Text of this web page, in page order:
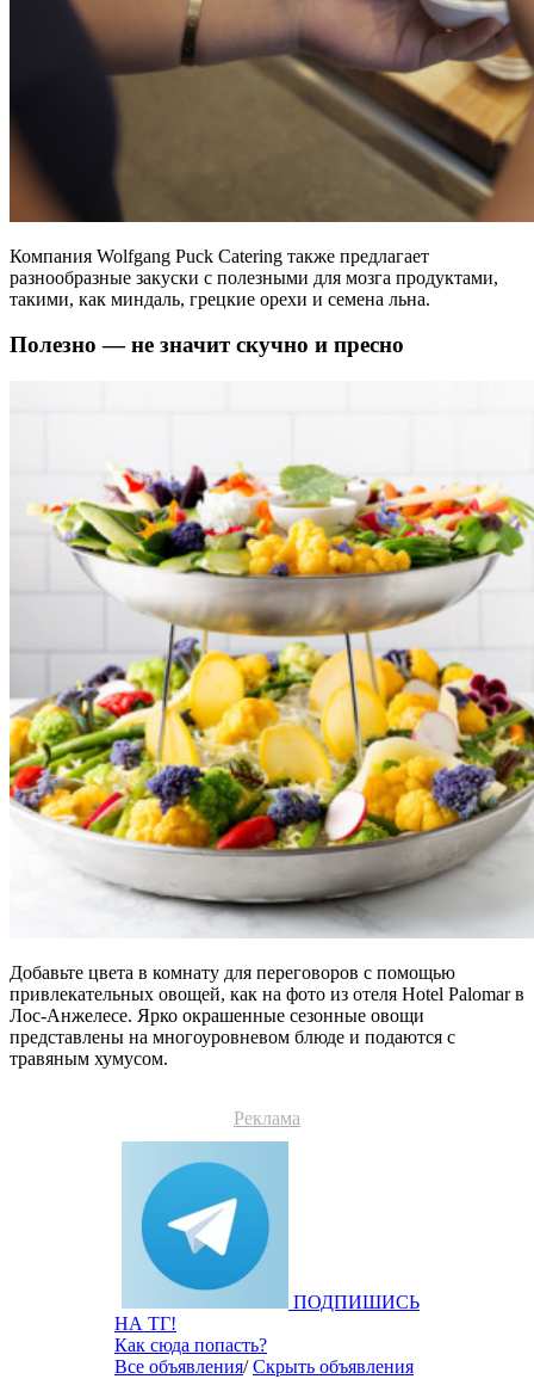
Компания Wolfgang Puck Catering также предлагает
разнообразные закуски с полезными для мозга продуктами,
такими, как миндаль, грецкие орехи и семена льна.
Полезно — не значит скучно и пресно
Добавьте цвета в комнату для переговоров с помощью
привлекательных овощей, как на фото из отеля Hotel Palomar в
Лос-Анжелесе. Ярко окрашенные сезонные овощи
представлены на многоуровневом блюде и подаются с
травяным хумусом.
Реклама
ПОДПИШИСЬ
НА ТГ!
Как сюда попасть?
Все объявления/Скрыть объявления